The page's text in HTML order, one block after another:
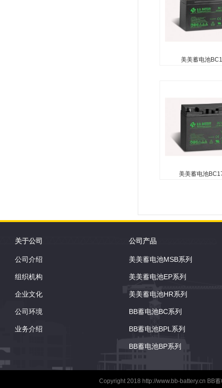
美美蓄电池
向使用（倒置使用除
性玻璃纤维技术用于
复合...
美美蓄电池
向使用（倒置使用除
术用于高效的气体复
关于公司
公司介绍
组织机构
企业文化
公司环境
业务介绍
公司产品
美美蓄电池MSB系列
美美蓄电池EP系列
美美蓄电池HR系列
BB蓄电池BC系列
BB蓄电池BPL系列
BB蓄电池BP系列
Copyright 2018 http://www.bb-battery.cn BB